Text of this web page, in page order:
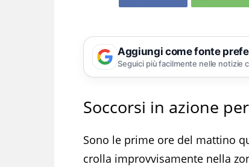
Aggiungi come fonte
Seguici più facilmente nelle notizie
Soccorsi in azione
Sono le prime ore del mattino
crolla improvvisamente nella